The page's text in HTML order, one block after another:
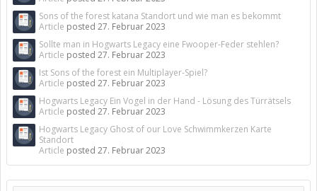
Sons of the forest katana Standort und wie man es bekommt
Article posted 27. Februar 2023
Sollte man in Hogwarts Legacy eine Fwooper-Feder stehlen?
Article posted 27. Februar 2023
Ist Sons of the forest ein Multiplayer-Spiel?
Article posted 27. Februar 2023
Hogwarts Legacy Ein Vogel in der Hand - Lösung des Türrätsels
Article posted 27. Februar 2023
Hogwarts Legacy Ghost of our Love Schwimmkerzen Karte
Standort
Article posted 27. Februar 2023